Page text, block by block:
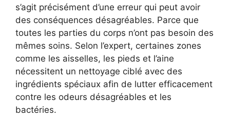
s’agit précisément d’une erreur qui peut avoir
des conséquences désagréables. Parce que
toutes les parties du corps n’ont pas besoin des
mêmes soins. Selon l’expert, certaines zones
comme les aisselles, les pieds et l’aine
nécessitent un nettoyage ciblé avec des
ingrédients spéciaux afin de lutter efficacement
contre les odeurs désagréables et les
bactéries.